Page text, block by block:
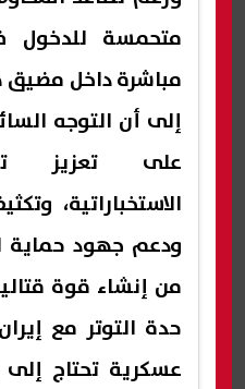
متحمسة للدخول
مباشرة داخل مضيق
إلى أن التوجه
على تعزيز
الاستخباراتية،
ودعم جهود حماية
من إنشاء قوة
حدة التوتر مع
عسكرية تحتاج